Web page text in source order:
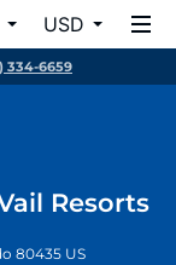
USD
334-6659
Resorts
80435 US